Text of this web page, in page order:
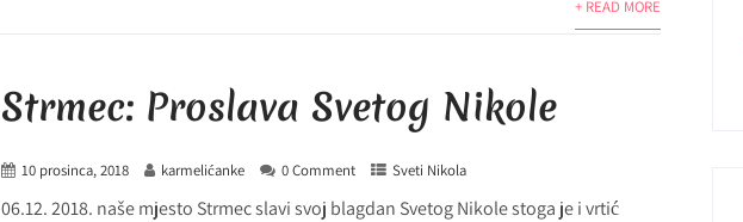
+ READ MORE
Strmec: Proslava Svetog Nikole
10 prosinca, 2018 karmelićanke 0 Comment Sveti Nikola
06.12. 2018. naše mjesto Strmec slavi svoj blagdan Svetog Nikole stoga je i vrtić